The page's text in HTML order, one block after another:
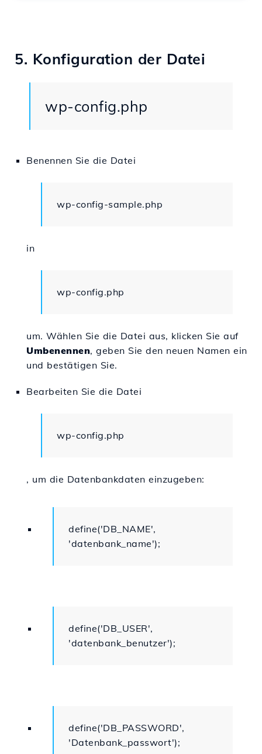
5. Konfiguration der Datei
wp-config.php
Benennen Sie die Datei
wp-config-sample.php
in
wp-config.php
um. Wählen Sie die Datei aus, klicken Sie auf
Umbenennen, geben Sie den neuen Namen ein
und bestätigen Sie.
Bearbeiten Sie die Datei
wp-config.php
, um die Datenbankdaten einzugeben:
define('DB_NAME',
'datenbank_name');
define('DB_USER',
'datenbank_benutzer');
define('DB_PASSWORD',
'Datenbank_passwort');